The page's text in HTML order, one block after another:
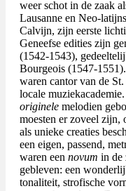
weer schot in de zaak
Lausanne en Neo-
Calvijn, zijn eerste
Geneefse edities zijn
(1542-1543),
Bourgeois (1547-
waren cantor van de
locale
originele melodien
moesten er zoveel zijn,
als unieke creaties
een eigen, passend,
waren een novum in de
gebleven: een
tonaliteit, strofische